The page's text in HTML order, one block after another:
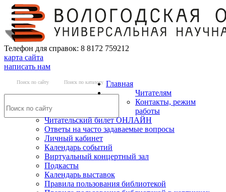
Телефон для справок: 8 8172 759212
карта сайта
написать нам
Поиск по сайту Поиск по каталогу Главная
Читателям
Контакты, режим
работы
Читательский билет ОНЛАЙН
Ответы на часто задаваемые вопросы
Личный кабинет
Календарь событий
Виртуальный концертный зал
Подкасты
Календарь выставок
Правила пользования библиотекой